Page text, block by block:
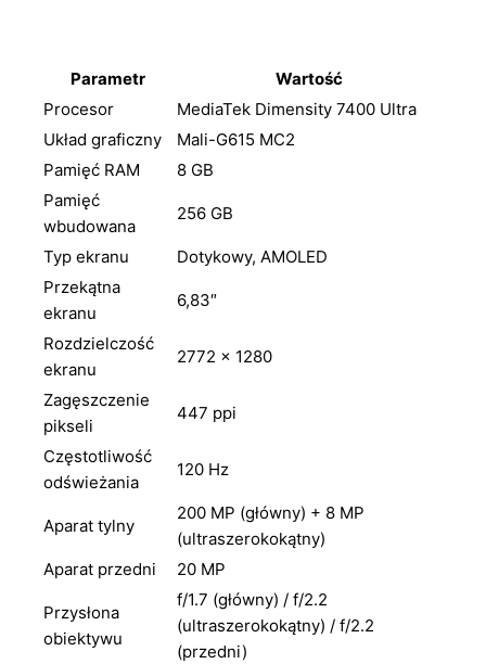
Parametr
Wartość
Procesor
MediaTek Dimensity 7400 Ultra
Układ graficzny
Mali-G615 MC2
Pamięć RAM
8 GB
Pamięć
wbudowana
256 GB
Typ ekranu
Dotykowy, AMOLED
Przekątna
ekranu
6,83″
Rozdzielczość
ekranu
2772 × 1280
Zagęszczenie
pikseli
447 ppi
Częstotliwość
odświeżania
120 Hz
Aparat tylny
200 MP (główny) + 8 MP
(ultraszerokokątny)
Aparat przedni
20 MP
Przysłona
obiektywu
f/1.7 (główny) / f/2.2
(ultraszerokokątny) / f/2.2
(przedni)